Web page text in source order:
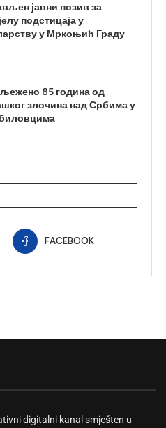
јавни позив за
подстицаја у
у Мркоњић Граду
85 година од
злочина над Србима у
FACEBOOK
digitalni kanal smješten u